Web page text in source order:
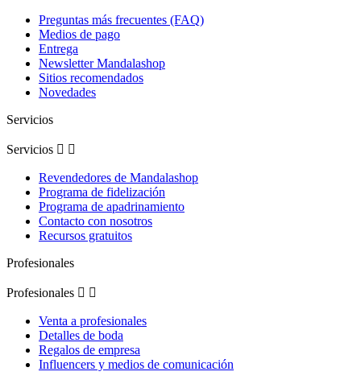
Preguntas más frecuentes (FAQ)
Medios de pago
Entrega
Newsletter Mandalashop
Sitios recomendados
Novedades
Servicios
Servicios  
Revendedores de Mandalashop
Programa de fidelización
Programa de apadrinamiento
Contacto con nosotros
Recursos gratuitos
Profesionales
Profesionales  
Venta a profesionales
Detalles de boda
Regalos de empresa
Influencers y medios de comunicación